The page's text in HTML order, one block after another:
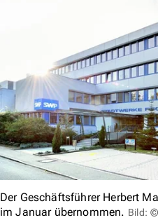
Der Geschäftsführer Herbert
im Januar übernommen. Bild: